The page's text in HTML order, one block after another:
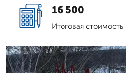
16 500
Итоговая стоимость